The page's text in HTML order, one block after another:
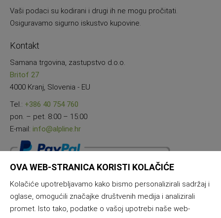
Vaši podaci su kodirani i drugi ih ne mogu pročitati.
Osiguravamo sigurno iskustvo kupovine.
Kontakt
Samana trgovina, zastupstvo d.o.o.
Britof 27
4000 Kranj, Slovenia - EU
Tel.: +386 40 754 760
pon. – pet. 8:00 – 15:00
E-mail: info@alpline.hr
OVA WEB-STRANICA KORISTI KOLAČIĆE
Kolačiće upotrebljavamo kako bismo personalizirali sadržaj i
oglase, omogućili značajke društvenih medija i analizirali
promet. Isto tako, podatke o vašoj upotrebi naše web-